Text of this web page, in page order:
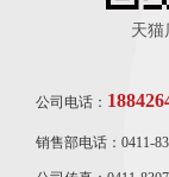
天猫
公司电话：
销售部电话：0411-